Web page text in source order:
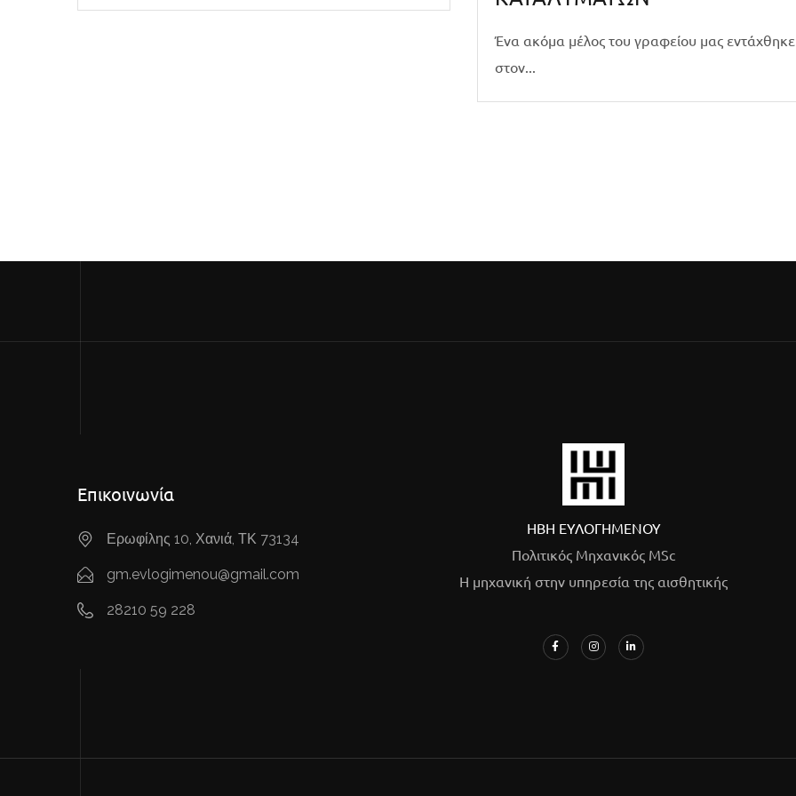
Ένα ακόμα μέλος του γραφείου μας εντάχθηκε
στον...
Επικοινωνία
Ερωφίλης 10, Χανιά, ΤΚ 73134
gm.evlogimenou@gmail.com
28210 59 228
ΗΒΗ ΕΥΛΟΓΗΜΕΝΟΥ
Πολιτικός Μηχανικός MSc
Η μηχανική στην υπηρεσία της αισθητικής